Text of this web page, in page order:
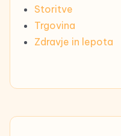
Storitve
Trgovina
Zdravje in lepota